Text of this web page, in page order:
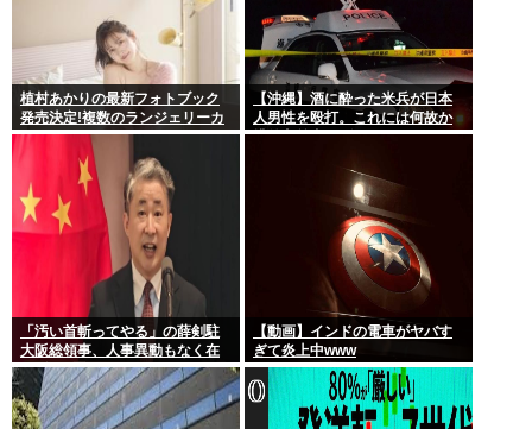
植村あかりの最新フォトブック
発売決定!複数のランジェリーカ
ットあり
【沖縄】酒に酔った米兵が日本
人男性を殴打。これには何故か
排外主義者もダンマリ
「汚い首斬ってやる」の薛剣駐
大阪総領事、人事異動もなく在
任6年で歴代最長
【動画】インドの電車がヤバす
ぎて炎上中www